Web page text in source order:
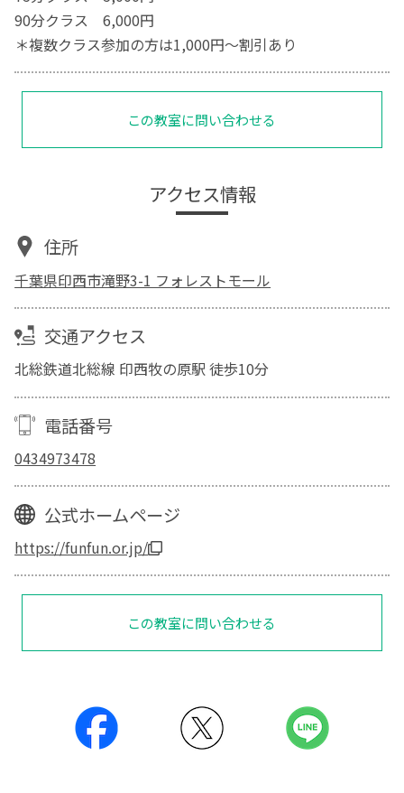
90分クラス 6,000円
＊複数クラス参加の方は1,000円～割引あり
この教室に問い合わせる
アクセス情報
住所
千葉県印西市滝野3-1 フォレストモール
交通アクセス
北総鉄道北総線 印西牧の原駅 徒歩10分
電話番号
0434973478
公式ホームページ
https://funfun.or.jp/
この教室に問い合わせる